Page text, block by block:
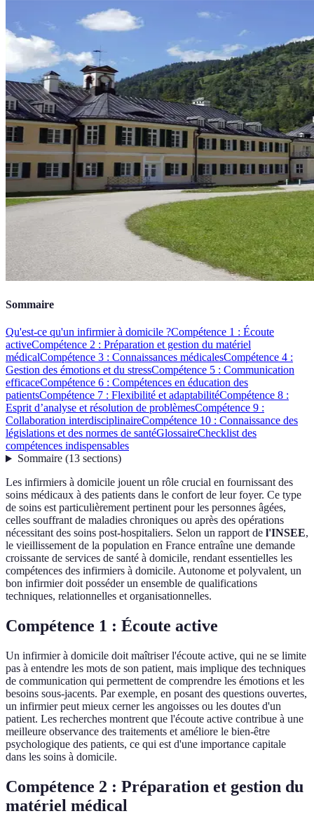
Sommaire
Qu'est-ce qu'un infirmier à domicile ?Compétence 1 : Écoute
activeCompétence 2 : Préparation et gestion du matériel
médicalCompétence 3 : Connaissances médicalesCompétence 4 :
Gestion des émotions et du stressCompétence 5 : Communication
efficaceCompétence 6 : Compétences en éducation des
patientsCompétence 7 : Flexibilité et adaptabilitéCompétence 8 :
Esprit d’analyse et résolution de problèmesCompétence 9 :
Collaboration interdisciplinaireCompétence 10 : Connaissance des
législations et des normes de santéGlossaireChecklist des
compétences indispensables
Sommaire(13 sections)
Les infirmiers à domicile jouent un rôle crucial en fournissant des
soins médicaux à des patients dans le confort de leur foyer. Ce type
de soins est particulièrement pertinent pour les personnes âgées,
celles souffrant de maladies chroniques ou après des opérations
nécessitant des soins post-hospitaliers. Selon un rapport de l'INSEE,
le vieillissement de la population en France entraîne une demande
croissante de services de santé à domicile, rendant essentielles les
compétences des infirmiers à domicile. Autonome et polyvalent, un
bon infirmier doit posséder un ensemble de qualifications
techniques, relationnelles et organisationnelles.
Compétence 1 : Écoute active
Un infirmier à domicile doit maîtriser l'écoute active, qui ne se limite
pas à entendre les mots de son patient, mais implique des techniques
de communication qui permettent de comprendre les émotions et les
besoins sous-jacents. Par exemple, en posant des questions ouvertes,
un infirmier peut mieux cerner les angoisses ou les doutes d'un
patient. Les recherches montrent que l'écoute active contribue à une
meilleure observance des traitements et améliore le bien-être
psychologique des patients, ce qui est d'une importance capitale
dans les soins à domicile.
Compétence 2 : Préparation et gestion du
matériel médical